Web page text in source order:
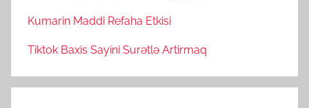
Kumarin Maddi Refaha Etkisi
Tiktok Baxis Sayini Surətlə Artirmaq